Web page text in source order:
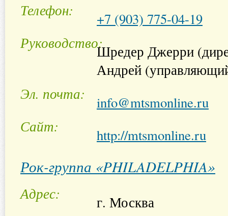
Телефон
+7 (903) 775-04-19
РуководствоШредер Джерри
Андрей
Эл. почта
info@mtsmonline.ru
Сайт
http://mtsmonline.ru
Рок-группа «PHILADELPHIA»
Адрес
г. Москва